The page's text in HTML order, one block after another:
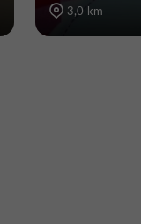
3,0 km